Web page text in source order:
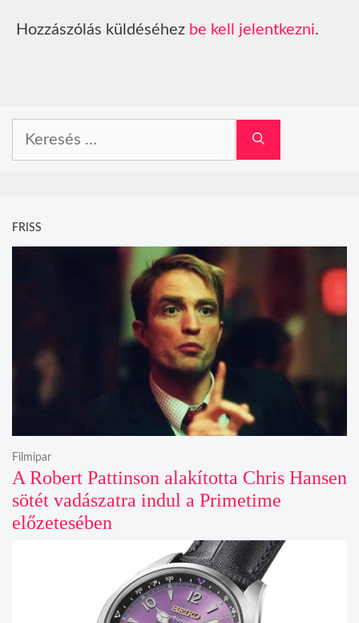
Hozzászólás küldéséhez be kell jelentkezni.
FRISS
A Robert Pattinson alakította Chris Hansen
sötét vadászatra indul a Primetime
előzetesében
Filmipar